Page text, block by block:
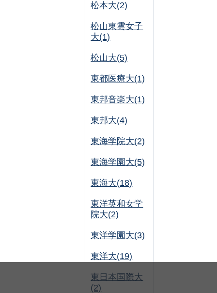
松本大(2)
松山東雲女子
大(1)
松山大(5)
東都医療大(1)
東邦音楽大(1)
東邦大(4)
東海学院大(2)
東海学園大(5)
東海大(18)
東洋英和女学
院大(2)
東洋学園大(3)
東洋大(19)
東日本国際大
(2)